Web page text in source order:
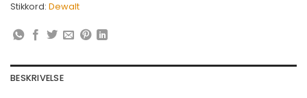
Stikkord: Dewalt
BESKRIVELSE